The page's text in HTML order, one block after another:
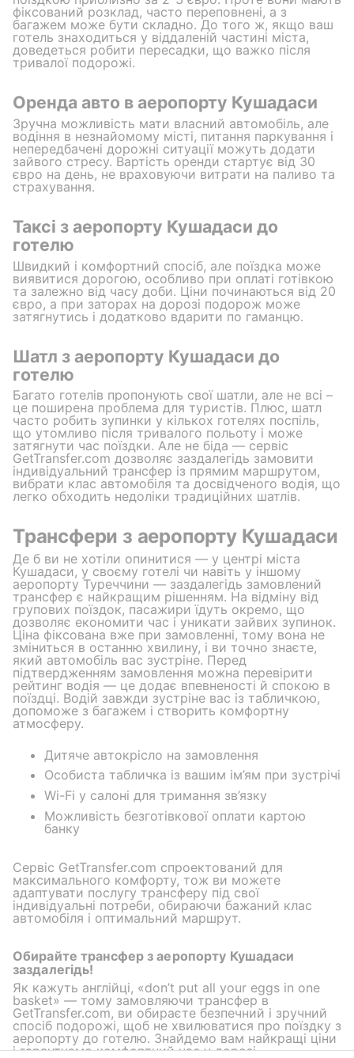
фіксований розклад, часто переповнені, а з
багажем може бути складно. До того ж, якщо ваш
готель знаходиться у віддаленій частині міста,
доведеться робити пересадки, що важко після
тривалої подорожі.
Оренда авто в аеропорту Кушадаси
Зручна можливість мати власний автомобіль, але
водіння в незнайомому місті, питання паркування і
непередбачені дорожні ситуації можуть додати
зайвого стресу. Вартість оренди стартує від 30
євро на день, не враховуючи витрати на паливо та
страхування.
Таксі з аеропорту Кушадаси до
готелю
Швидкий і комфортний спосіб, але поїздка може
виявитися дорогою, особливо при оплаті готівкою
та залежно від часу доби. Ціни починаються від 20
євро, а при заторах на дорозі подорож може
затягнутись і додатково вдарити по гаманцю.
Шатл з аеропорту Кушадаси до
готелю
Багато готелів пропонують свої шатли, але не всі –
це поширена проблема для туристів. Плюс, шатл
часто робить зупинки у кількох готелях поспіль,
що утомливо після тривалого польоту і може
затягнути час поїздки. Але не біда — сервіс
GetTransfer.com дозволяє заздалегідь замовити
індивідуальний трансфер із прямим маршрутом,
вибрати клас автомобіля та досвідченого водія, що
легко обходить недоліки традиційних шатлів.
Трансфери з аеропорту Кушадаси
Де б ви не хотіли опинитися — у центрі міста
Кушадаси, у своєму готелі чи навіть у іншому
аеропорту Туреччини — заздалегідь замовлений
трансфер є найкращим рішенням. На відміну від
групових поїздок, пасажири їдуть окремо, що
дозволяє економити час і уникати зайвих зупинок.
Ціна фіксована вже при замовленні, тому вона не
зміниться в останню хвилину, і ви точно знаєте,
який автомобіль вас зустріне. Перед
підтвердженням замовлення можна перевірити
рейтинг водія — це додає впевненості й спокою в
поїздці. Водій завжди зустріне вас із табличкою,
допоможе з багажем і створить комфортну
атмосферу.
Дитяче автокрісло на замовлення
Особиста табличка із вашим ім’ям при зустрічі
Wi-Fi у салоні для тримання зв’язку
Можливість безготівкової оплати картою
банку
Сервіс GetTransfer.com спроектований для
максимального комфорту, тож ви можете
адаптувати послугу трансферу під свої
індивідуальні потреби, обираючи бажаний клас
автомобіля і оптимальний маршрут.
Обирайте трансфер з аеропорту Кушадаси
заздалегідь!
Як кажуть англійці, «don’t put all your eggs in one
basket» — тому замовляючи трансфер в
GetTransfer.com, ви обираєте безпечний і зручний
спосіб подорожі, щоб не хвилюватися про поїздку з
аеропорту до готелю. Знайдемо вам найкращі ціни
і гарантуємо комфортний час у дорозі —